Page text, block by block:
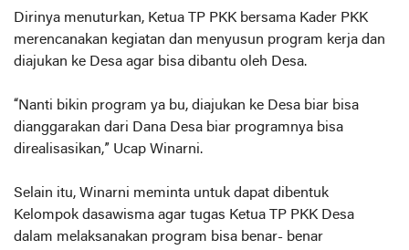
Dirinya menuturkan, Ketua TP PKK bersama Kader PKK
merencanakan kegiatan dan menyusun program kerja dan
diajukan ke Desa agar bisa dibantu oleh Desa.
“Nanti bikin program ya bu, diajukan ke Desa biar bisa
dianggarakan dari Dana Desa biar programnya bisa
direalisasikan,” Ucap Winarni.
Selain itu, Winarni meminta untuk dapat dibentuk
Kelompok dasawisma agar tugas Ketua TP PKK Desa
dalam melaksanakan program bisa benar- benar